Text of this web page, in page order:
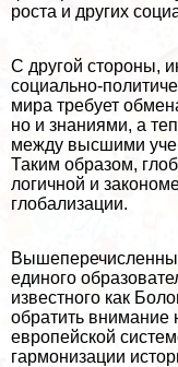
роста и других
С другой стороны,
социально-
мира требует
но и знаниями, а
между высшими
Таким образом,
логичной и
глобализации.
единого
известного как
обратить внимание
европейской
гармонизации